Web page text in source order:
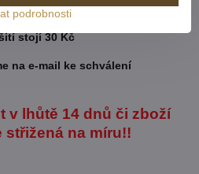
záclon:
stojí 30 Kč
na e-mail ke schválení
v lhůtě 14 dnů či zboží
střižená na míru!!
podrobnosti